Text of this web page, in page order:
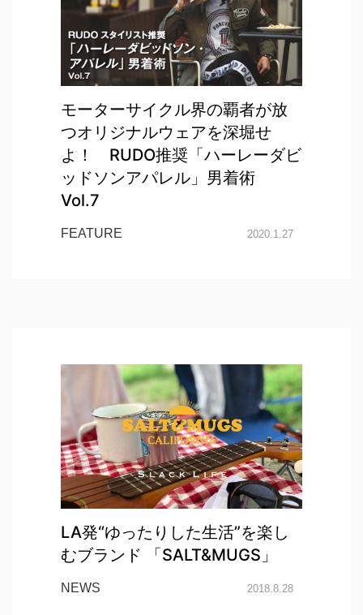
モーターサイクル界の覇者が放
つオリジナルウェアを深堀せ
よ！ RUDO推奨「ハーレーダビ
ッドソンアパレル」男着術
Vol.7
FEATURE 2020.1.27
LA発“ゆったりした生活”を楽し
むブランド 「SALT&MUGS」
NEWS 2018.8.28